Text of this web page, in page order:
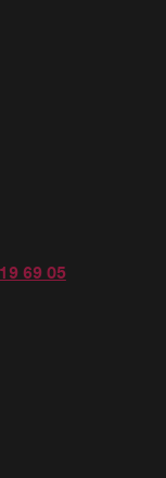
69 05